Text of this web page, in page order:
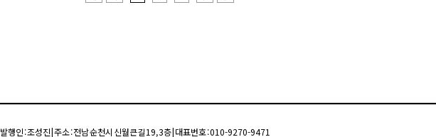
발행인 : 조성진 | 주소 : 전남 순천시 신월큰길 19, 3층 | 대표번호 : 010-9270-9471